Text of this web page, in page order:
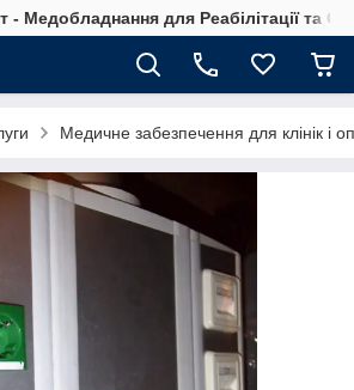
- Медобладнання для Реабілітації та
Медичне забезпечення для клінік і